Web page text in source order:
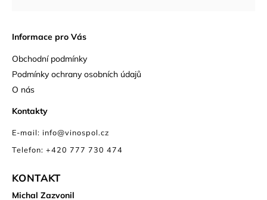
Informace pro Vás
Obchodní podmínky
Podmínky ochrany osobních údajů
O nás
Kontakty
E-mail: info@vinospol.cz
Telefon: +420 777 730 474
KONTAKT
Michal Zazvonil